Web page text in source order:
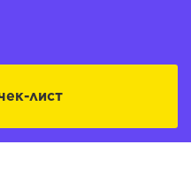
лист